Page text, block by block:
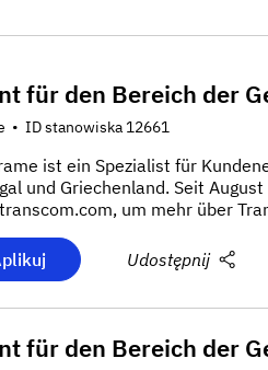
für den Bereich der
• ID stanowiska 12661
ist ein Spezialist für
und Griechenland. Seit
um mehr über
Udostępnij
für den Bereich der